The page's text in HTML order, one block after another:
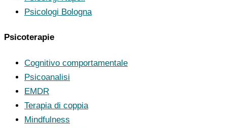
Psicologi Bologna
Psicoterapie
Cognitivo comportamentale
Psicoanalisi
EMDR
Terapia di coppia
Mindfulness